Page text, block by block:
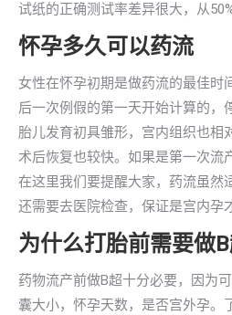
试纸的正确测试率差异很大，从50%
怀孕多久可以药流
女性在怀孕初期是做药流的最佳时
后一次例假的第一天开始计算的，
胎儿发育初具雏形，宫内组织也相
术后恢复也较快。如果是第一次流
在这里我们要提醒大家，药流虽然
还需要去医院检查，保证是宫内孕
为什么打胎前需要做
药物流产前做B超十分必要，因为
囊大小，怀孕天数，是否宫外孕。